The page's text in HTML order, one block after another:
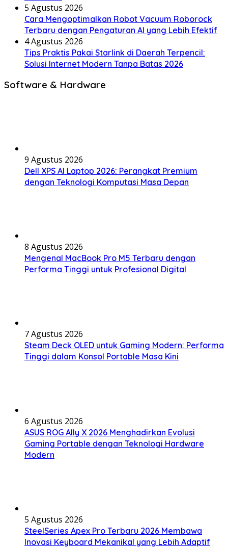
5 Agustus 2026
Cara Mengoptimalkan Robot Vacuum Roborock
Terbaru dengan Pengaturan AI yang Lebih Efektif
4 Agustus 2026
Tips Praktis Pakai Starlink di Daerah Terpencil:
Solusi Internet Modern Tanpa Batas 2026
Software & Hardware
9 Agustus 2026
Dell XPS AI Laptop 2026: Perangkat Premium
dengan Teknologi Komputasi Masa Depan
8 Agustus 2026
Mengenal MacBook Pro M5 Terbaru dengan
Performa Tinggi untuk Profesional Digital
7 Agustus 2026
Steam Deck OLED untuk Gaming Modern: Performa
Tinggi dalam Konsol Portable Masa Kini
6 Agustus 2026
ASUS ROG Ally X 2026 Menghadirkan Evolusi
Gaming Portable dengan Teknologi Hardware
Modern
5 Agustus 2026
SteelSeries Apex Pro Terbaru 2026 Membawa
Inovasi Keyboard Mekanikal yang Lebih Adaptif